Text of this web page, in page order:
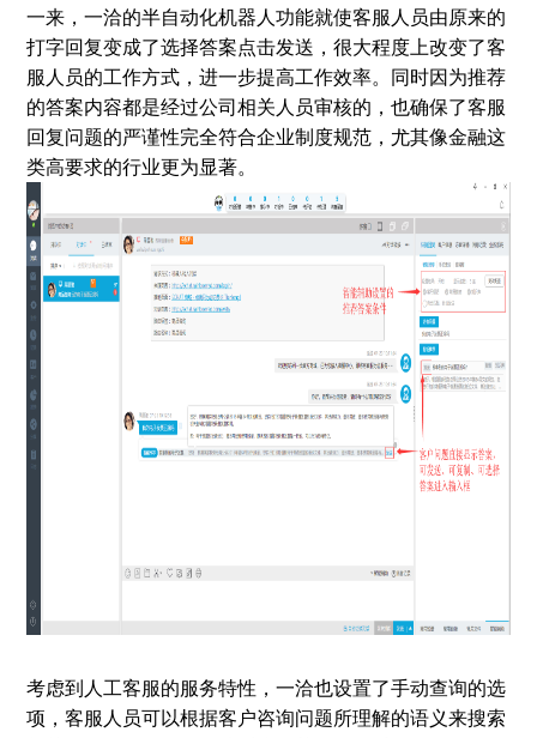
一来，一洽的半自动化机器人功能就使客服人员由原来的
打字回复变成了选择答案点击发送，很大程度上改变了客
服人员的工作方式，进一步提高工作效率。同时因为推荐
的答案内容都是经过公司相关人员审核的，也确保了客服
回复问题的严谨性完全符合企业制度规范，尤其像金融这
类高要求的行业更为显著。
考虑到人工客服的服务特性，一洽也设置了手动查询的选
项，客服人员可以根据客户咨询问题所理解的语义来搜索